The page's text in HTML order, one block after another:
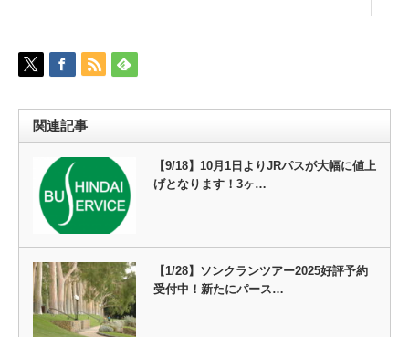
関連記事
【9/18】10月1日よりJRパスが大幅に値上
げとなります！3ヶ…
【1/28】ソンクランツアー2025好評予約
受付中！新たにパース…